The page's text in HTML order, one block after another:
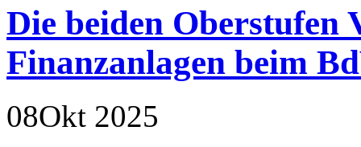
Die beiden Oberstufen
Finanzanlagen beim
08Okt 2025